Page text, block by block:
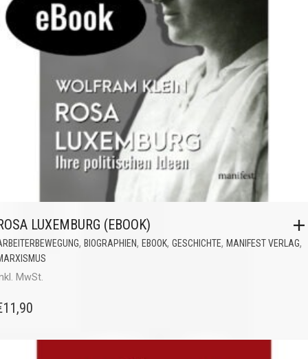
LUXEMBURG (EBOOK)
, BIOGRAPHIEN, EBOOK, GESCHICHTE, MANIFEST VERLAG,
MwSt.
11,90